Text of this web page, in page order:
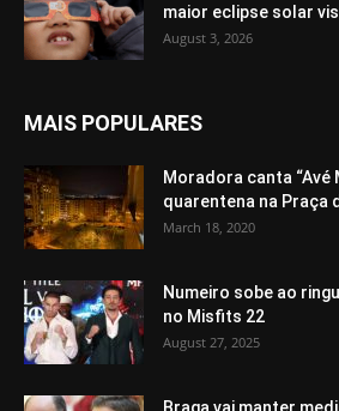
maior eclipse solar
August 3, 2026
MAIS POPULARES
Moradora canta “Avé
quarentena na Praça
March 18, 2020
Numeiro sobe ao
no Misfits 22
August 27, 2025